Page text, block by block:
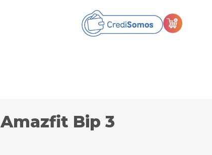
Bip 3